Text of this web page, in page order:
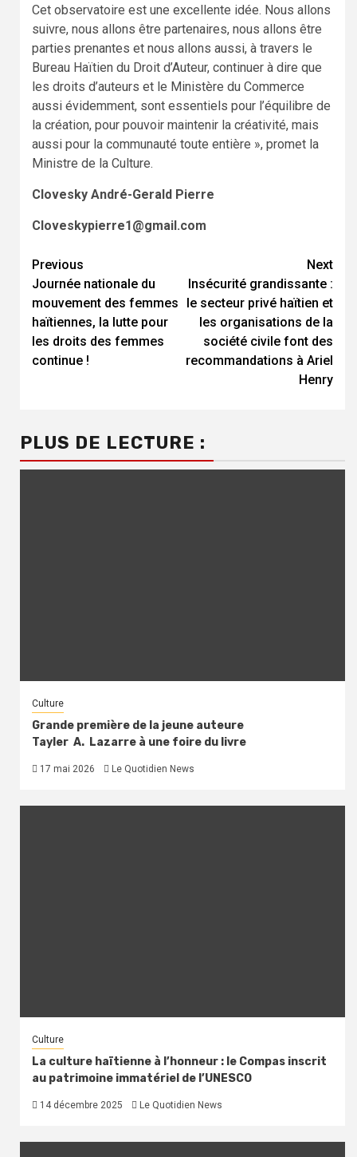
Cet observatoire est une excellente idée. Nous allons
suivre, nous allons être partenaires, nous allons être
parties prenantes et nous allons aussi, à travers le
Bureau Haïtien du Droit d’Auteur, continuer à dire que
les droits d’auteurs et le Ministère du Commerce
aussi évidemment, sont essentiels pour l’équilibre de
la création, pour pouvoir maintenir la créativité, mais
aussi pour la communauté toute entière », promet la
Ministre de la Culture.
Clovesky André-Gerald Pierre
Cloveskypierre1@gmail.com
Continue
Reading
Previous
Journée nationale du
mouvement des femmes
haïtiennes, la lutte pour
les droits des femmes
continue !
Next
Insécurité grandissante :
le secteur privé haïtien et
les organisations de la
société civile font des
recommandations à Ariel
Henry
PLUS DE LECTURE :
Culture
Grande première de la jeune auteure
Tayler A. Lazarre à une foire du livre
17 mai 2026 Le Quotidien News
Culture
La culture haïtienne à l’honneur : le Compas inscrit
au patrimoine immatériel de l’UNESCO
14 décembre 2025 Le Quotidien News